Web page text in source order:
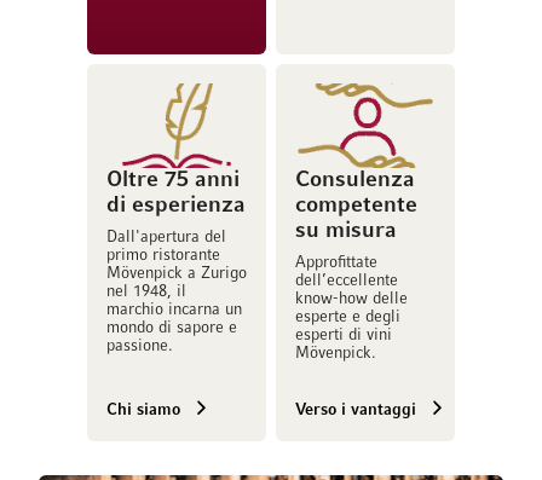
Oltre 75 anni
di esperienza
Dall'apertura del
primo ristorante
Mövenpick a Zurigo
nel 1948, il
marchio incarna un
mondo di sapore e
passione.
Chi siamo
Consulenza
competente
su misura
Approfittate
dell’eccellente
know-how delle
esperte e degli
esperti di vini
Mövenpick.
Verso i vantaggi